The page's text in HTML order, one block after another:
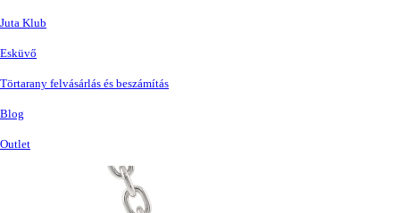
Juta Klub
Esküvő
Törtarany felvásárlás és beszámítás
Blog
Outlet